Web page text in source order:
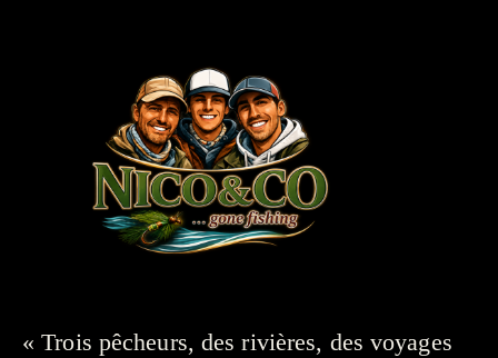
« Trois pêcheurs, des rivières, des voyages